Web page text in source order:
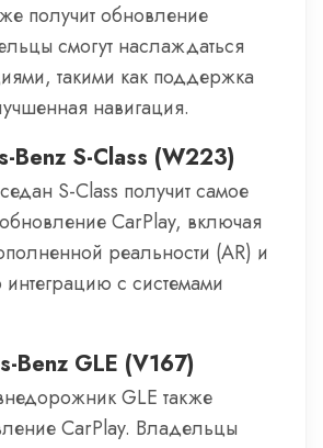
получит обновление
смогут наслаждаться
такими как поддержка
навигация.
Benz S-Class (W223)
S-Class получит самое
CarPlay, включая
реальности (AR) и
с системами
Benz GLE (V167)
GLE также
CarPlay. Владельцы